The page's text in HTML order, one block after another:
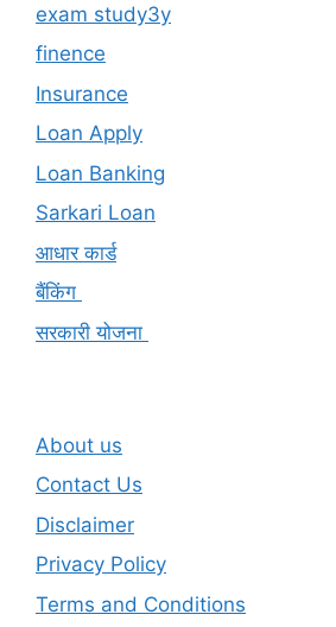
exam study3y
finence
Insurance
Loan Apply
Loan Banking
Sarkari Loan
आधार कार्ड
बैंकिंग
सरकारी योजना
About us
Contact Us
Disclaimer
Privacy Policy
Terms and Conditions